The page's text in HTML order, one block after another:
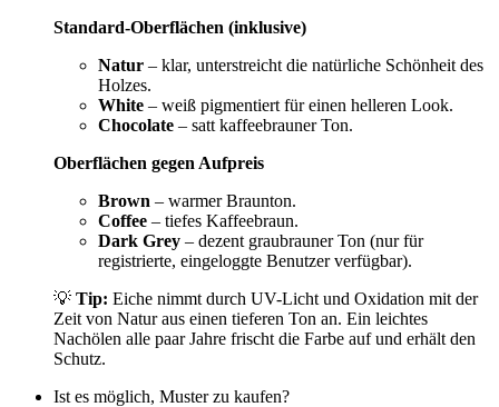
Standard-Oberflächen (inklusive)
Natur – klar, unterstreicht die natürliche Schönheit des
Holzes.
White – weiß pigmentiert für einen helleren Look.
Chocolate – satt kaffeebrauner Ton.
Oberflächen gegen Aufpreis
Brown – warmer Braunton.
Coffee – tiefes Kaffeebraun.
Dark Grey – dezent graubrauner Ton (nur für
registrierte, eingeloggte Benutzer verfügbar).
💡 Tip: Eiche nimmt durch UV-Licht und Oxidation mit der
Zeit von Natur aus einen tieferen Ton an. Ein leichtes
Nachölen alle paar Jahre frischt die Farbe auf und erhält den
Schutz.
Ist es möglich, Muster zu kaufen?